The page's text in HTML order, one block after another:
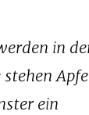
in
ein